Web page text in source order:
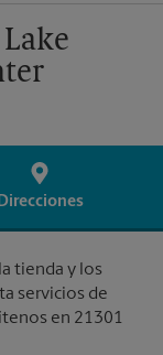
tienda y los
servicios de
en 21301